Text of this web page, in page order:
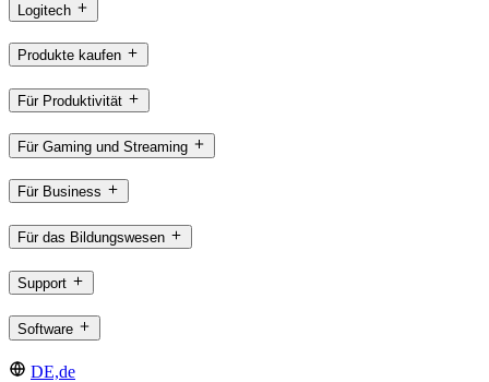
Logitech
Produkte kaufen
Für Produktivität
Für Gaming und Streaming
Für Business
Für das Bildungswesen
Support
Software
DE,de